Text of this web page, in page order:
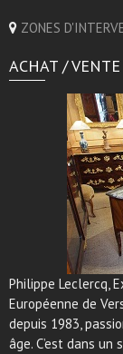
ZONES
ACHAT /
Philippe Leclercq,
Européenne de
depuis 1983,
âge. C’est dans